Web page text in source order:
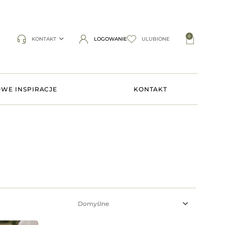
KONTAKT LOGOWANIE ULUBIONE 0
INSPIRACJE KONTAKT
Domyślne